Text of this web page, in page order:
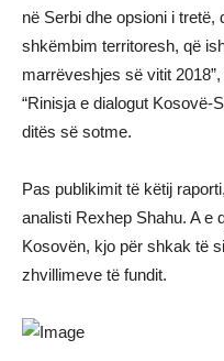
në Serbi dhe opsioni i
shkëmbim territoresh, që
marrëveshjes së vitit
“Rinisja e dialogut Kosovë-
ditës së sotme.
Pas publikimit të këtij
analisti Rexhep Shahu. A e
Kosovën, kjo për shkak të
zhvillimeve të fundit.